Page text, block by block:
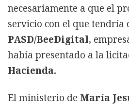
necesariamente a que el
servicio con el que tendría
PASD/BeeDigital,
había presentado a la
Hacienda.
El ministerio de María